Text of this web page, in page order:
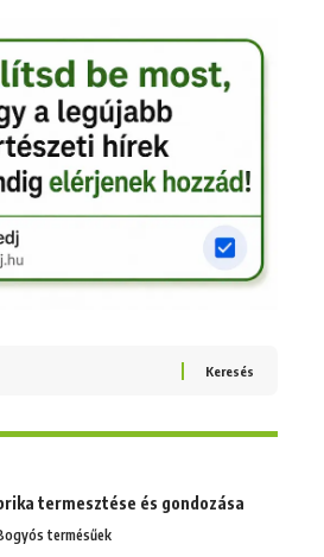
termesztése és gondozása
termésűek